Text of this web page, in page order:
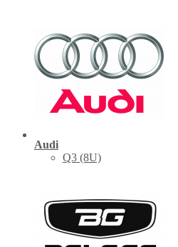
Audi
Q3 (8U)